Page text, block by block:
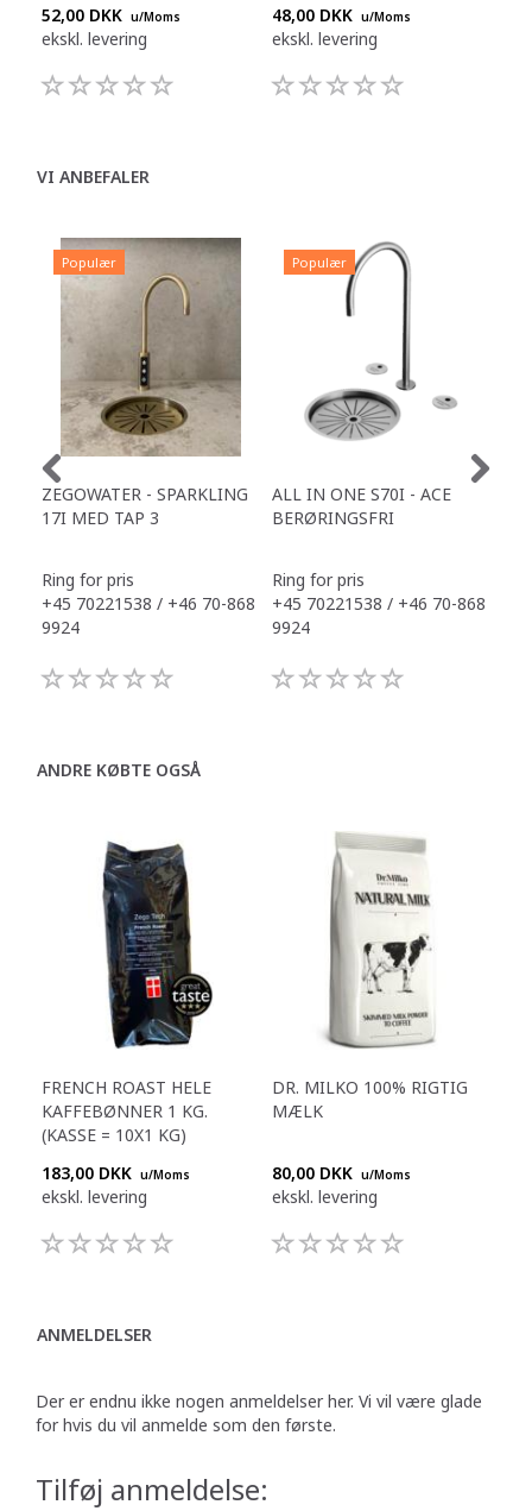
52,00 DKK u/Moms
ekskl. levering
48,00 DKK u/Moms
ekskl. levering
VI ANBEFALER
Populær
ZEGOWATER - SPARKLING
17I MED TAP 3
Ring for pris
+45 70221538 / +46 70-868
9924
Populær
ALL IN ONE S70I - ACE
BERØRINGSFRI
Ring for pris
+45 70221538 / +46 70-868
9924
ANDRE KØBTE OGSÅ
FRENCH ROAST HELE
KAFFEBØNNER 1 KG.
(KASSE = 10X1 KG)
183,00 DKK u/Moms
ekskl. levering
DR. MILKO 100% RIGTIG
MÆLK
80,00 DKK u/Moms
ekskl. levering
ANMELDELSER
Der er endnu ikke nogen anmeldelser her. Vi vil være glade
for hvis du vil anmelde som den første.
Tilføj anmeldelse: